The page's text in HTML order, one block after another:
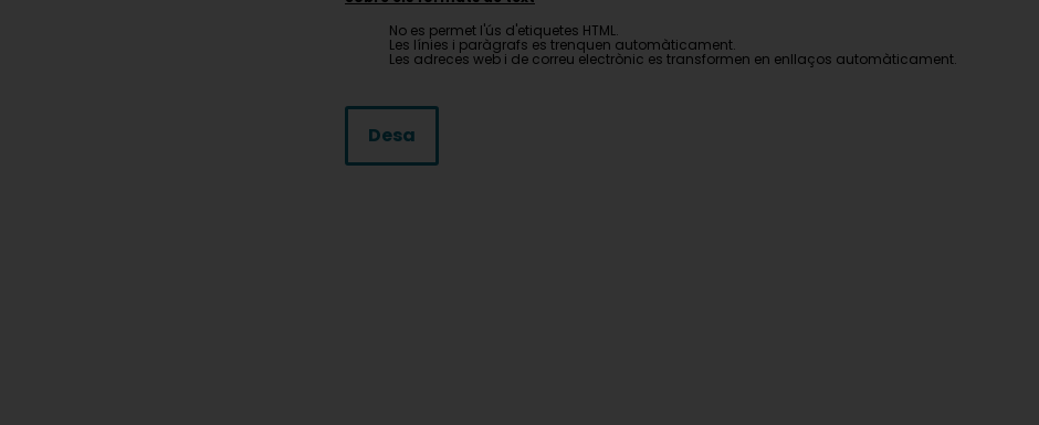
No es permet l'ús d'etiquetes HTML.
Les línies i paràgrafs es trenquen automàticament.
Les adreces web i de correu electrònic es transformen en enllaços automàticament.